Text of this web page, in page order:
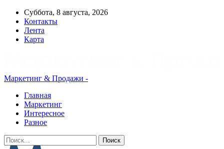
Суббота, 8 августа, 2026
Контакты
Лента
Карта
Маркетинг & Продажи -
Главная
Маркетинг
Интересное
Разное